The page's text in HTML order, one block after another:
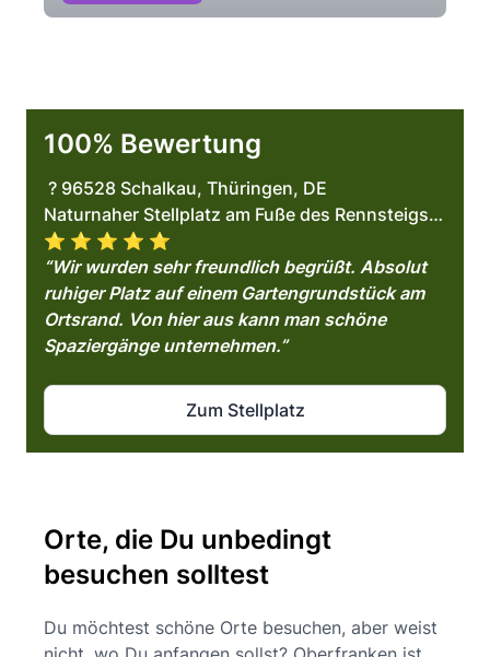
100% Bewertung
? 96528 Schalkau, Thüringen, DE
Naturnaher Stellplatz am Fuße des Rennsteigs…
⭐️ ⭐️ ⭐️ ⭐️ ⭐️
“Wir wurden sehr freundlich begrüßt. Absolut
ruhiger Platz auf einem Gartengrundstück am
Ortsrand. Von hier aus kann man schöne
Spaziergänge unternehmen.”
Zum Stellplatz
Orte, die Du unbedingt
besuchen solltest
Du möchtest schöne Orte besuchen, aber weist